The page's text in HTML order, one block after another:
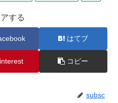
する
はてブ
コピー
subsc